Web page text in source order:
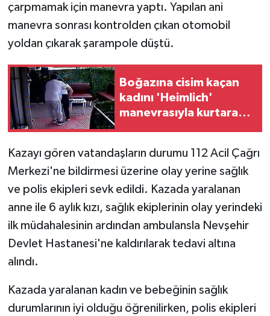
çarpmamak için manevra yaptı. Yapılan ani
manevra sonrası kontrolden çıkan otomobil
yoldan çıkarak şarampole düştü.
Boğazına cisim kaçan
kadını 'Heimlich'
manevrasıyla kurtaran
Kazayı gören vatandaşların durumu 112 Acil Çağrı
Merkezi'ne bildirmesi üzerine olay yerine sağlık
ve polis ekipleri sevk edildi. Kazada yaralanan
anne ile 6 aylık kızı, sağlık ekiplerinin olay yerindeki
ilk müdahalesinin ardından ambulansla Nevşehir
Devlet Hastanesi'ne kaldırılarak tedavi altına
alındı.
Kazada yaralanan kadın ve bebeğinin sağlık
durumlarının iyi olduğu öğrenilirken, polis ekipleri